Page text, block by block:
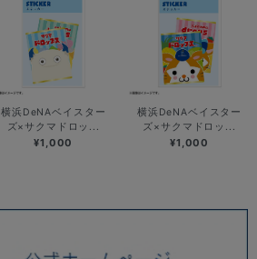
横浜DeNAベイスター
ズ×サクマドロッ...
¥1,000
横浜DeNAベイスター
ズ×サクマドロッ...
¥1,000